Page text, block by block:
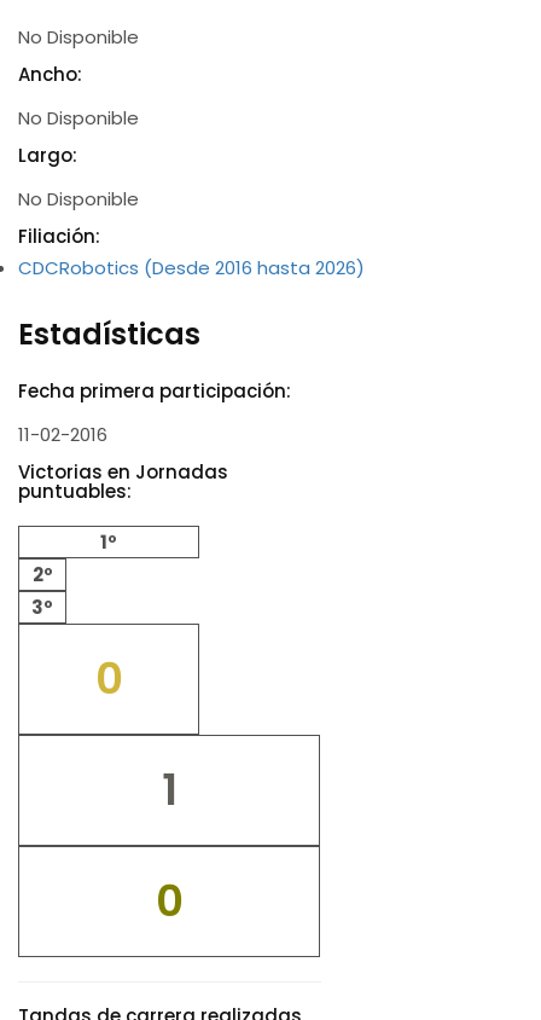
No Disponible
Ancho:
No Disponible
Largo:
No Disponible
Filiación:
CDCRobotics (Desde 2016 hasta 2026)
Estadísticas
Fecha primera participación:
11-02-2016
Victorias en Jornadas
puntuables:
1º
2º
3º
0
1
0